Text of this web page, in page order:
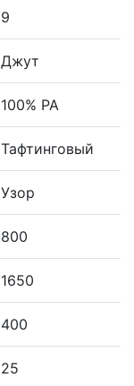
9
Джут
100% PA
Тафтинговый
Узор
800
1650
400
25